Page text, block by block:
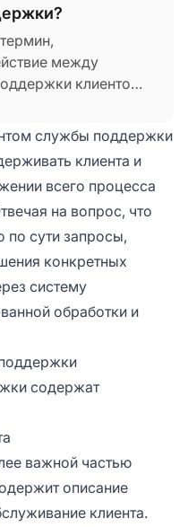
между
клиентов.
чтобы
или
уникальный
помогает лучше
его.
службы поддержки
клиента и
всего процесса
на вопрос, что
по сути запросы,
конкретных
систему
обработки и
содержат
важной частью
описание
клиента.